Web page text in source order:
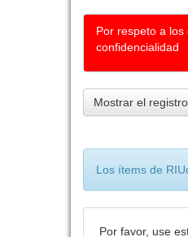
Por respeto a
confidencialidad
Mostrar el
Los ítems de
Por favor, use